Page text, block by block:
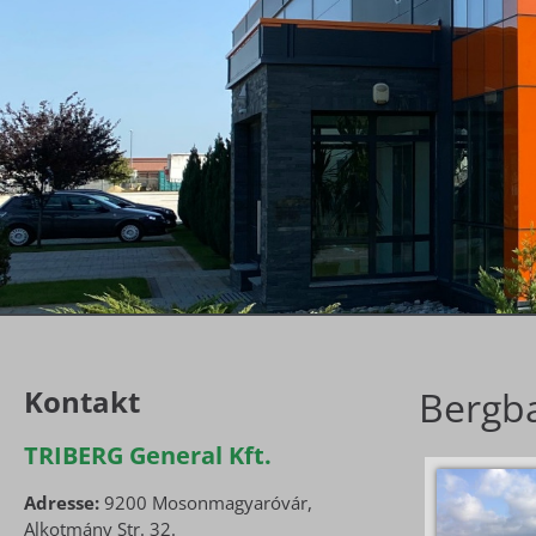
Kontakt
TRIBERG General Kft.
Adresse: 9200 Mosonmagyaróvár,
Alkotmány Str. 32.